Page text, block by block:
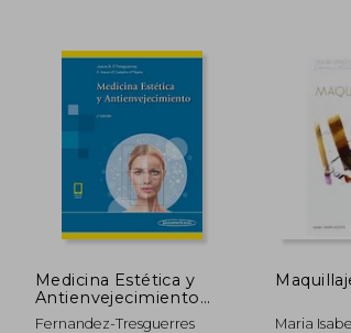
45%
dcto.
Medicina Estética y
Antienvejecimiento
(Incluye )
Fernandez-Tresguerres Maria